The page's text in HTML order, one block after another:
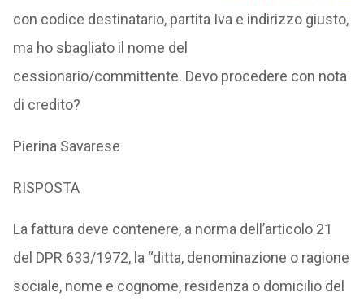
con codice destinatario, partita Iva e indirizzo giusto,
ma ho sbagliato il nome del
cessionario/committente. Devo procedere con nota
di credito?
Pierina Savarese
RISPOSTA
La fattura deve contenere, a norma dell’articolo 21
del DPR 633/1972, la “ditta, denominazione o ragione
sociale, nome e cognome, residenza o domicilio del